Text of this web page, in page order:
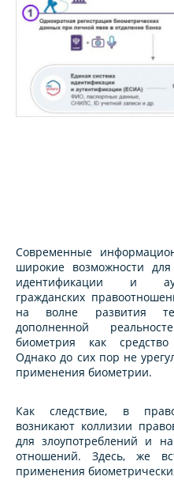
Современные
широкие возможности
идентификации и
гражданских
на волне развития
дополненной
биометрия как
Однако до сих пор не
применения биометрии.
Как следствие, в
возникают коллизии
для злоупотреблений и
отношений. Здесь, же
применения